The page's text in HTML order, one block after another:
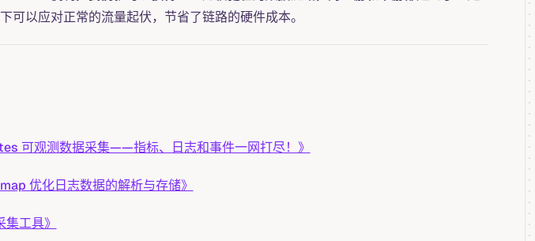
可以应对正常的流量起伏，节省了链路的硬件成本。
可观测数据采集——指标、日志和事件一网打尽！》
优化日志数据的解析与存储》
工具》